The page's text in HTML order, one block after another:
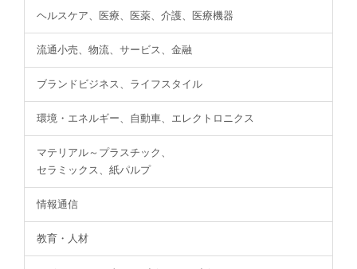
ヘルスケア、医療、医薬、介護、医療機器
流通小売、物流、サービス、金融
ブランドビジネス、ライフスタイル
環境・エネルギー、自動車、エレクトロニクス
マテリアル～プラスチック、
セラミックス、紙パルプ
情報通信
教育・人材